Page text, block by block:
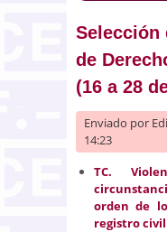
Selección
de
(16 a 28
Enviado por
14:23
TC.
orden de
registro civil